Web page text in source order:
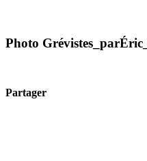
Photo
Partager